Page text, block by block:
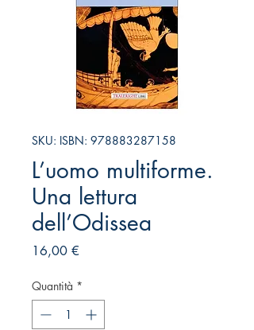
SKU: ISBN: 978883287158
L’uomo multiforme.
Una lettura
dell’Odissea
16,00 €
Quantità *